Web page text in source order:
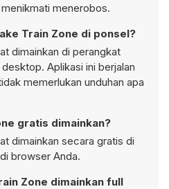
menerobos.
Train Zone di ponsel?
dimainkan di perangkat
Aplikasi ini berjalan
memerlukan unduhan apa
gratis dimainkan?
dimainkan secara gratis di
browser Anda.
Zone dimainkan full